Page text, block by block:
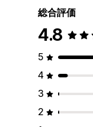
総合評価
4.8
5
4
3
2